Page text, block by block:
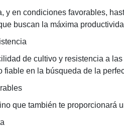
en condiciones favorables,
buscan la máxima
de cultivo y resistencia a
en la búsqueda de la
que también te proporcionará